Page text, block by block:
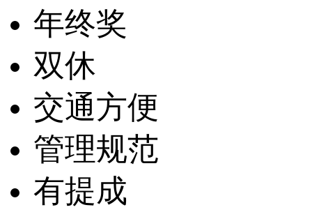
年终奖
双休
交通方便
管理规范
有提成